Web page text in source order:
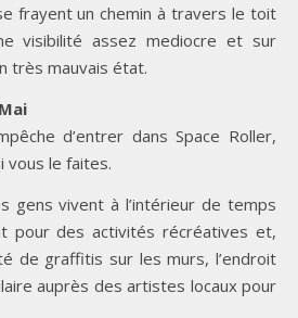
frayent un chemin à travers le toit
visibilité assez mediocre et sur
très mauvais état.
d’entrer dans Space Roller,
vous le faites.
gens vivent à l’intérieur de temps
pour des activités récréatives et,
de graffitis sur les murs, l’endroit
auprès des artistes locaux pour